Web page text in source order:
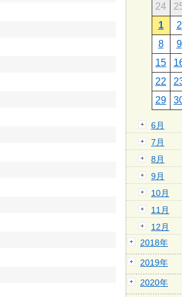
24
1
2
8
9
15
22
29
6月
7月
8月
9月
10月
11月
12月
2018年
2019年
2020年